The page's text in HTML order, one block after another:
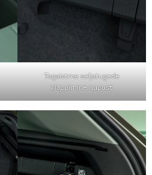
Tagaistme seljatugede
klappimine nupust